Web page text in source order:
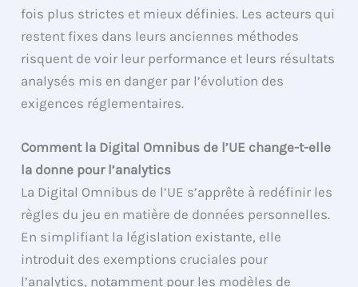
fois plus strictes et mieux définies. Les acteurs qui
restent fixes dans leurs anciennes méthodes
risquent de voir leur performance et leurs résultats
analysés mis en danger par l’évolution des
exigences réglementaires.
Comment la Digital Omnibus de l’UE change-t-elle
la donne pour l’analytics
La Digital Omnibus de l’UE s’apprête à redéfinir les
règles du jeu en matière de données personnelles.
En simplifiant la législation existante, elle
introduit des exemptions cruciales pour
l’analytics, notamment pour les modèles de